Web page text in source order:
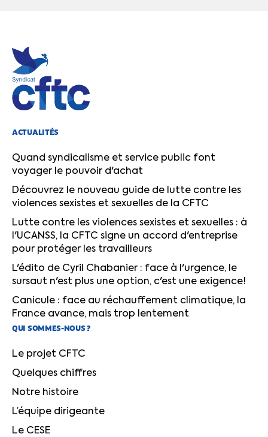
ACTUALITÉS
Quand syndicalisme et service public font
voyager le pouvoir d'achat
Découvrez le nouveau guide de lutte contre les
violences sexistes et sexuelles de la CFTC
Lutte contre les violences sexistes et sexuelles : à
l'UCANSS, la CFTC signe un accord d'entreprise
pour protéger les travailleurs
L'édito de Cyril Chabanier : face à l'urgence, le
sursaut n'est plus une option, c'est une exigence!
Canicule : face au réchauffement climatique, la
France avance, mais trop lentement
QUI SOMMES-NOUS ?
Le projet CFTC
Quelques chiffres
Notre histoire
L’équipe dirigeante
Le CESE